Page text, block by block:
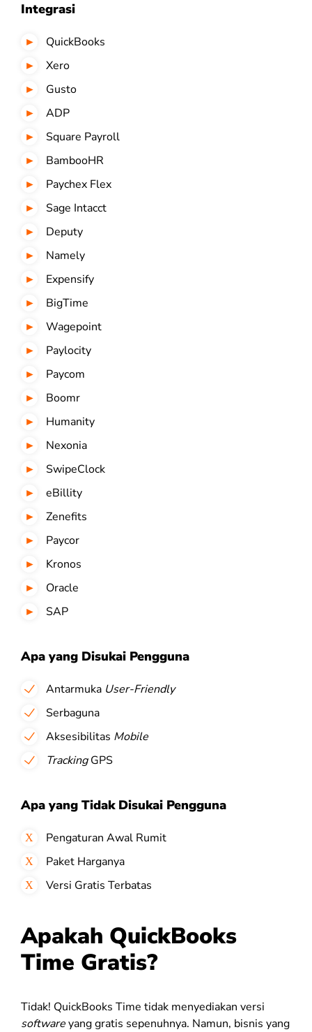
Integrasi
QuickBooks
Xero
Gusto
ADP
Square Payroll
BambooHR
Paychex Flex
Sage Intacct
Deputy
Namely
Expensify
BigTime
Wagepoint
Paylocity
Paycom
Boomr
Humanity
Nexonia
SwipeClock
eBillity
Zenefits
Paycor
Kronos
Oracle
SAP
Apa yang Disukai Pengguna
Antarmuka User-Friendly
Serbaguna
Aksesibilitas Mobile
TrackingGPS
Apa yang Tidak Disukai Pengguna
Pengaturan Awal Rumit
Paket Harganya
Versi Gratis Terbatas
Apakah QuickBooks
Time Gratis?
Tidak! QuickBooks Time tidak menyediakan versi
softwareyang gratis sepenuhnya. Namun, bisnis yang